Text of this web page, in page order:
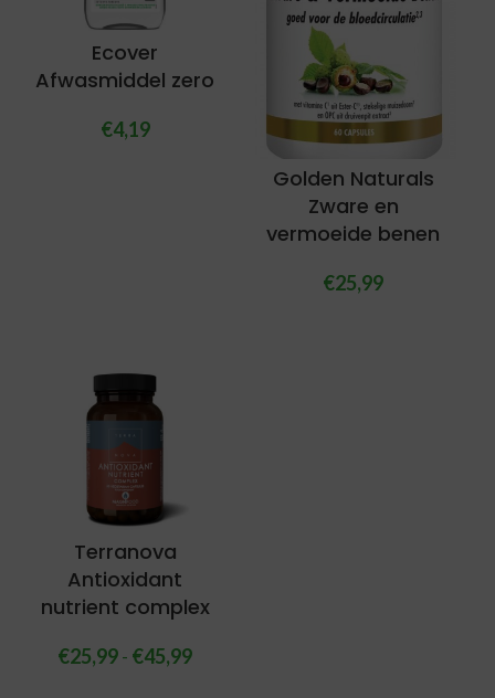
Ecover
Afwasmiddel zero
€4,19
Golden Naturals
Zware en
vermoeide benen
€25,99
Terranova
Antioxidant
nutrient complex
€25,99- €45,99